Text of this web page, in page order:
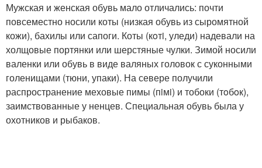
Мужская и женская обувь мало отличались: почти
повсеместно носили коты (низкая обувь из сыромятной
кожи), бахилы или сапоги. Коты (кoтi, уледи) надевали на
холщовые портянки или шерстяные чулки. Зимой носили
валенки или обувь в виде валяных головок с суконными
голенищами (тюни, упаки). На севере получили
распространение меховые пимы (пiмi) и тобоки (тoбoк),
заимствованные у ненцев. Специальная обувь была у
охотников и рыбаков.